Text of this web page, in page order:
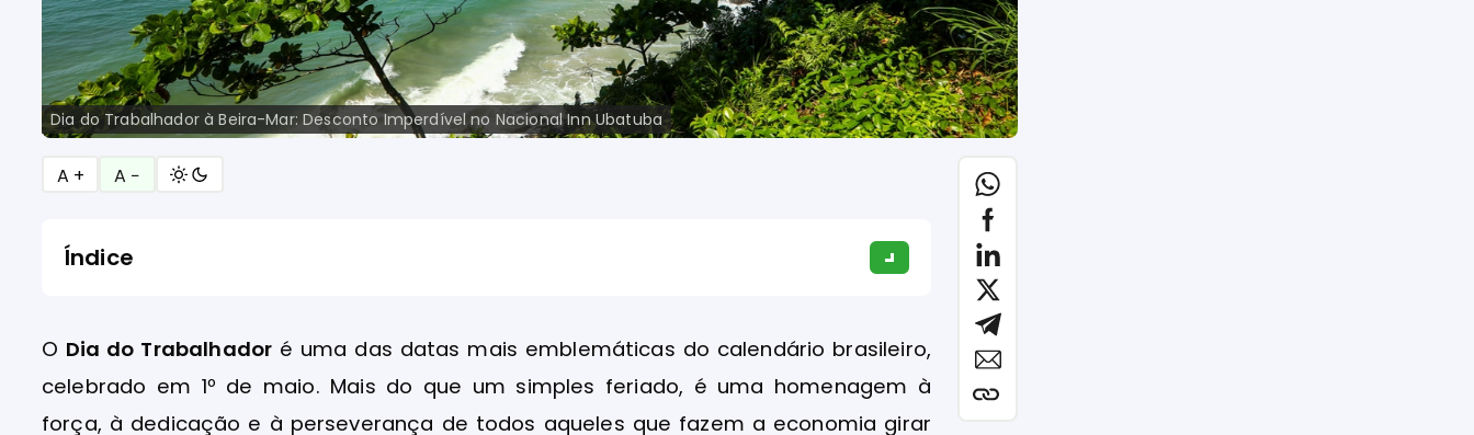
Dia do Trabalhador à Beira-Mar: Desconto Imperdível no Nacional Inn Ubatuba
A + A −
Índice
O Dia do Trabalhador é uma das datas mais emblemáticas do calendário brasileiro,
celebrado em 1º de maio. Mais do que um simples feriado, é uma homenagem à
força, à dedicação e à perseverança de todos aqueles que fazem a economia girar